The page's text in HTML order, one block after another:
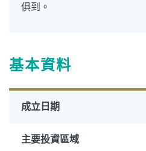
俱到。
基本資料
成立日期
主要投資區域